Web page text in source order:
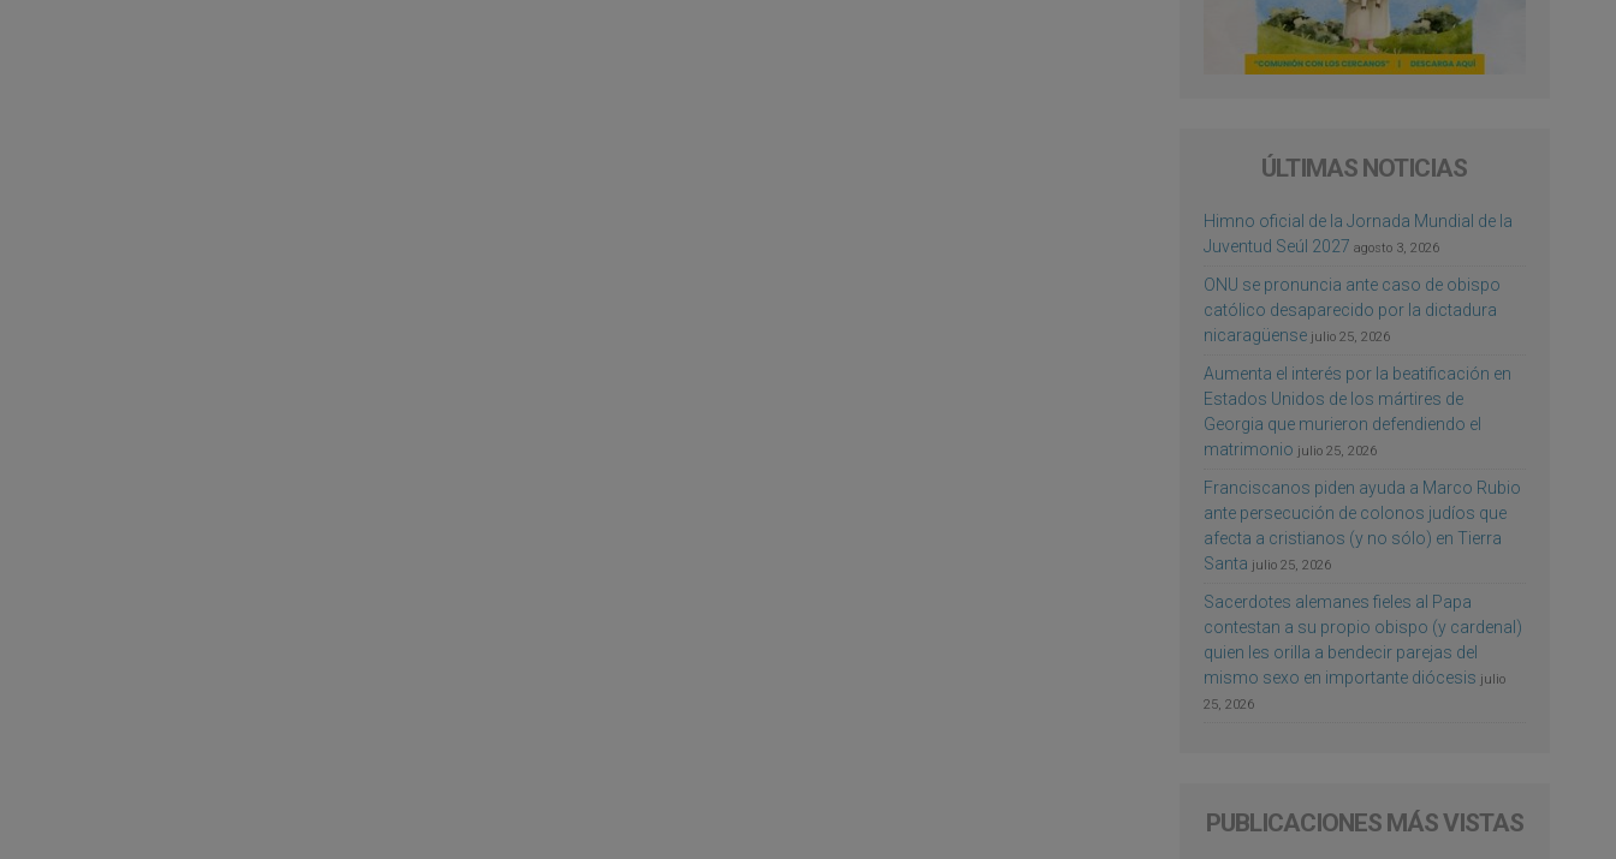
ÚLTIMAS NOTICIAS
Himno oficial de la Jornada Mundial de la
Juventud Seúl 2027 agosto 3, 2026
ONU se pronuncia ante caso de obispo
católico desaparecido por la dictadura
nicaragüense julio 25, 2026
Aumenta el interés por la beatificación en
Estados Unidos de los mártires de
Georgia que murieron defendiendo el
matrimonio julio 25, 2026
Franciscanos piden ayuda a Marco Rubio
ante persecución de colonos judíos que
afecta a cristianos (y no sólo) en Tierra
Santa julio 25, 2026
Sacerdotes alemanes fieles al Papa
contestan a su propio obispo (y cardenal)
quien les orilla a bendecir parejas del
mismo sexo en importante diócesis julio
25, 2026
PUBLICACIONES MÁS VISTAS